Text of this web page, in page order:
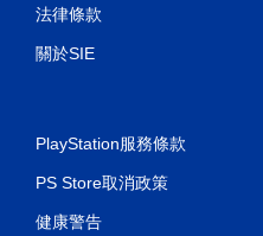
法律條款
關於SIE
PlayStation服務條款
PS Store取消政策
健康警告